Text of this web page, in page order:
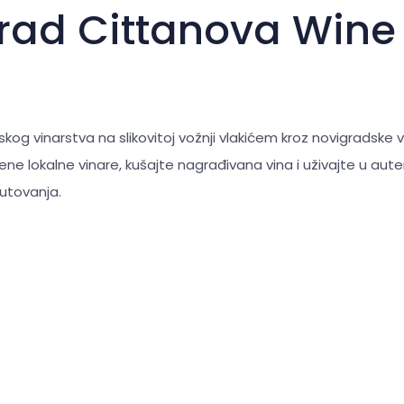
Cittanova Wine
vinarstva na slikovitoj vožnji vlakićem kroz novigradske
lokalne vinare, kušajte nagrađivana vina i uživajte u